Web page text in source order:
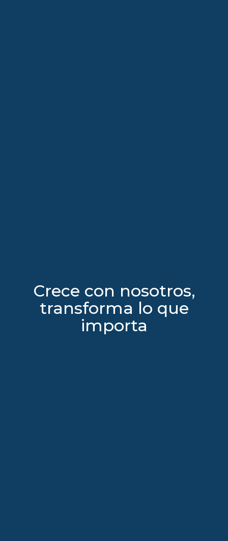
Crece con nosotros,
transforma lo que
importa